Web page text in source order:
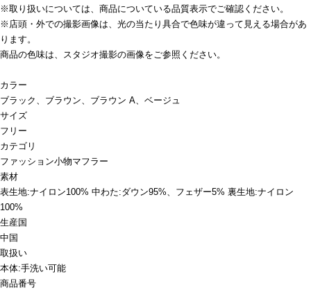
※取り扱いについては、商品についている品質表示でご確認ください。
※店頭・外での撮影画像は、光の当たり具合で色味が違って見える場合があ
ります。
商品の色味は、スタジオ撮影の画像をご参照ください。
カラー
ブラック、ブラウン、ブラウン A、ベージュ
サイズ
フリー
カテゴリ
ファッション小物マフラー
素材
表生地:ナイロン100% 中わた:ダウン95%、フェザー5% 裏生地:ナイロン
100%
生産国
中国
取扱い
本体:手洗い可能
商品番号